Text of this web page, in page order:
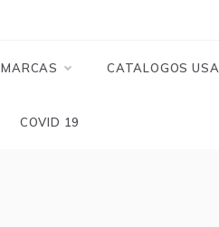
MARCAS CATALOGOS USA
COVID 19